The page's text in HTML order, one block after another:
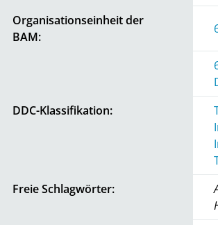
Organisationseinheit der
BAM:
DDC-Klassifikation:
Freie Schlagwörter: